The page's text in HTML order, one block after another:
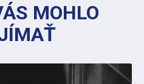
MOHLO